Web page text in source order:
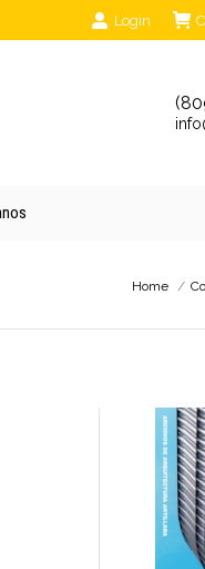
Login
You are
Home
Anunciantes Eventos